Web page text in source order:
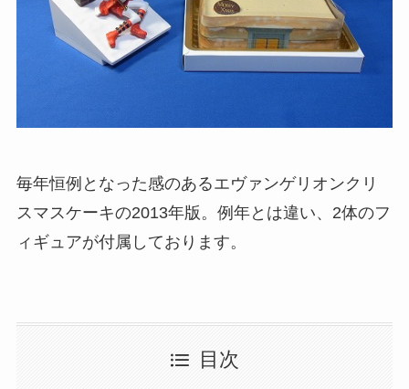
毎年恒例となった感のあるエヴァンゲリオンクリ
スマスケーキの2013年版。例年とは違い、2体のフ
ィギュアが付属しております。
目次